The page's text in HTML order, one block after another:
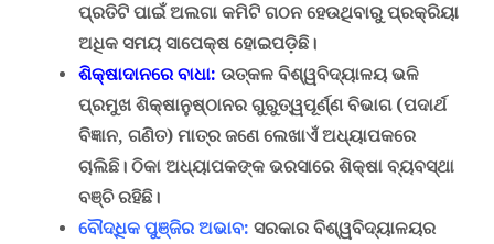
ପ୍ରତିଟି ପାଇଁ ଅଲଗା କମିଟି ଗଠନ ହେଉଥିବାରୁ ପ୍ରକ୍ରିୟା
ଅଧିକ ସମୟ ସାପେକ୍ଷ ହୋଇପଡ଼ିଛି।
ଶିକ୍ଷାଦାନରେ ବାଧା: ଉତ୍କଳ ବିଶ୍ୱବିଦ୍ୟାଳୟ ଭଳି
ପ୍ରମୁଖ ଶିକ୍ଷାନୁଷ୍ଠାନର ଗୁରୁତ୍ୱପୂର୍ଣ୍ଣ ବିଭାଗ (ପଦାର୍ଥ
ବିଜ୍ଞାନ,ଗଣିତ) ମାତ୍ର ଜଣେ ଲେଖାଏଁ ଅଧ୍ୟାପକରେ
ଚାଲିଛି। ଠିକା ଅଧ୍ୟାପକଙ୍କ ଭରସାରେ ଶିକ୍ଷା ବ୍ୟବସ୍ଥା
ବଞ୍ଚି ରହିଛି।
ବୌଦ୍ଧିକ ପୁଞ୍ଜିର ଅଭାବ: ସରକାର ବିଶ୍ୱବିଦ୍ୟାଳୟର